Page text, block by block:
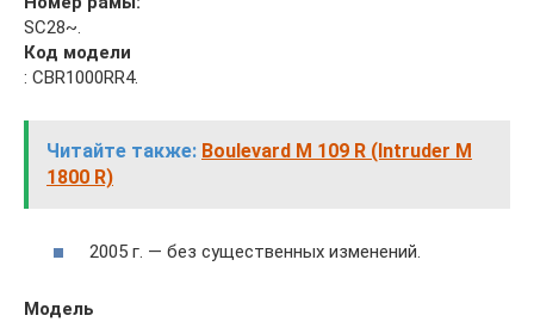
SC28~.
Код модели
: CBR1000RR4.
Читайте также: Boulevard M 109 R (Intruder M
1800 R)
2005 г. — без существенных изменений.
Модель